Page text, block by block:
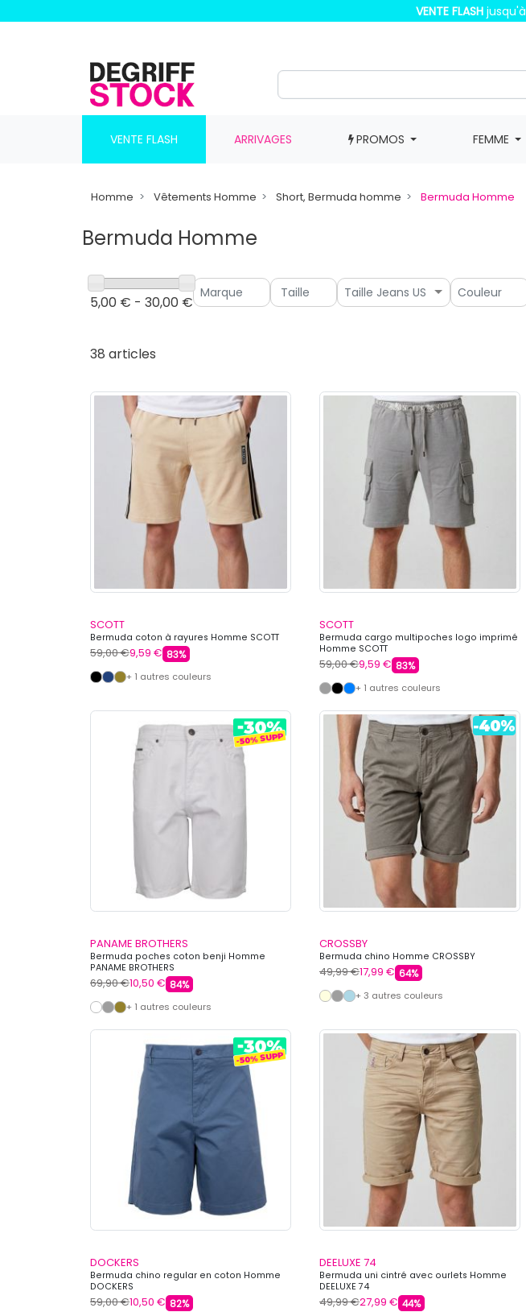
VENTE FLASH jusqu'à
VENTE FLASH ARRIVAGES PROMOS FEMME
Homme Vêtements Homme Short, Bermuda homme Bermuda Homme
Bermuda Homme
5,00 € - 30,00 €
Taille Jeans US
38 articles
SCOTT
Bermuda coton à rayures Homme SCOTT
59,00 €9,59 € 83%
+ 1 autres couleurs
SCOTT
Bermuda cargo multipoches logo imprimé
Homme SCOTT
59,00 €9,59 € 83%
+ 1 autres couleurs
PANAME BROTHERS
Bermuda poches coton benji Homme
PANAME BROTHERS
69,90 €10,50 € 84%
+ 1 autres couleurs
CROSSBY
Bermuda chino Homme CROSSBY
49,99 €17,99 € 64%
+ 3 autres couleurs
DOCKERS
Bermuda chino regular en coton Homme
DOCKERS
59,00 €10,50 € 82%
DEELUXE 74
Bermuda uni cintré avec ourlets Homme
DEELUXE 74
49,99 €27,99 € 44%